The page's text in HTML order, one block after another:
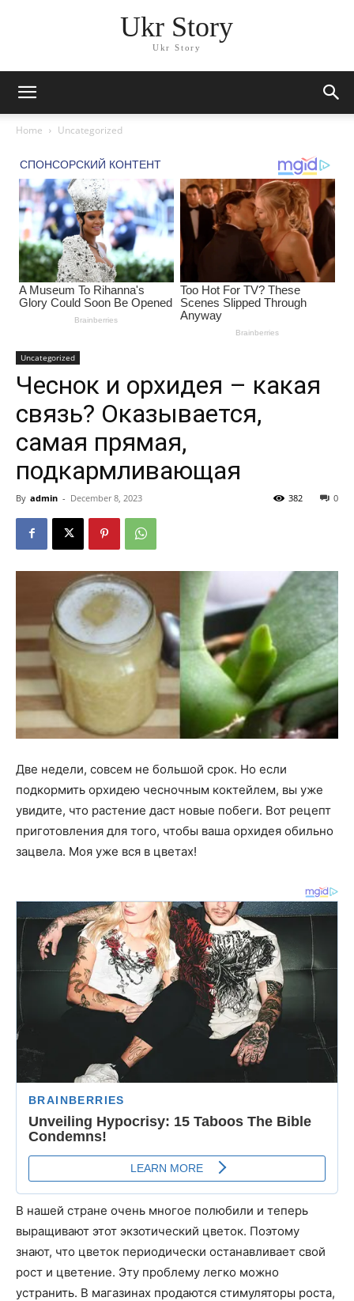
Ukr Story
Ukr Story
Home Uncategorized
Uncategorized
Чеснок и орхидея – какая
связь? Оказывается,
самая прямая,
подкармливающая
By admin - December 8, 2023 0
382
Две недели, совсем не большой срок. Но если
подкормить орхидею чесночным коктейлем, вы уже
увидите, что растение даст новые побеги. Вот рецепт
приготовления для того, чтобы ваша орхидея обильно
зацвела. Моя уже вся в цветах!
В нашей стране очень многое полюбили и теперь
выращивают этот экзотический цветок. Поэтому
знают, что цветок периодически останавливает свой
рост и цветение. Эту проблему легко можно
устранить. В магазинах продаются стимуляторы роста,